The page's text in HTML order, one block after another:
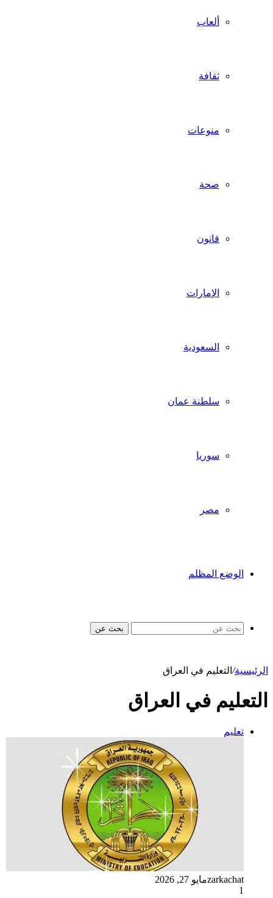
ألعاب
ثقافة
منوعات
صحة
قانون
الإمارات
السعودية
سلطنة عمان
سوريا
مصر
الوضع المظلم
بحث عن
الرئيسية/ التعليم في العراق
التعليم في العراق
تعليم
zarkachatمايو 27, 2026
1